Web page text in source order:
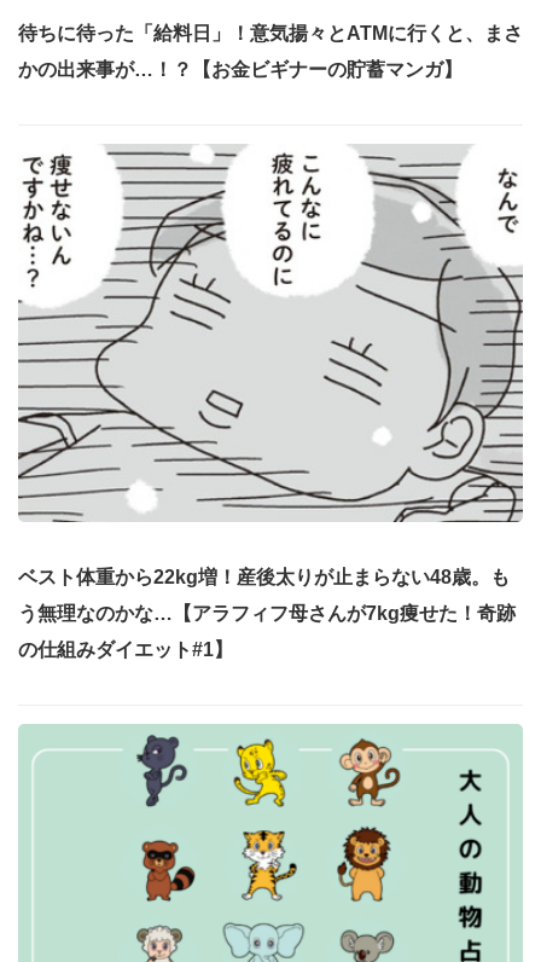
待ちに待った「給料日」！意気揚々とATMに行くと、まさ
かの出来事が…！？【お金ビギナーの貯蓄マンガ】
ベスト体重から22kg増！産後太りが止まらない48歳。も
う無理なのかな…【アラフィフ母さんが7kg痩せた！奇跡
の仕組みダイエット#1】